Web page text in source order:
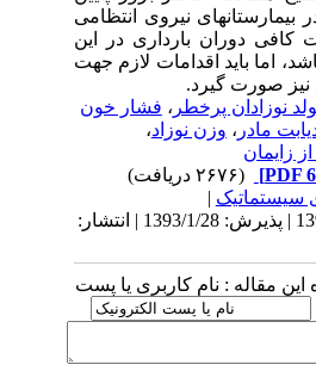
نیروی انتظامی
کافی دوران بارداری در این
اما باید اقدامات لازم جهت
صورت گیرد.
نوزادان پرخطر، فشار خون
مادر، وزن نوزاد ،
زایمان
|
دریافت: 1392/12/21 | پذیرش: 1393/1/28 | انتشار:
مقاله : نام کاربری یا پست